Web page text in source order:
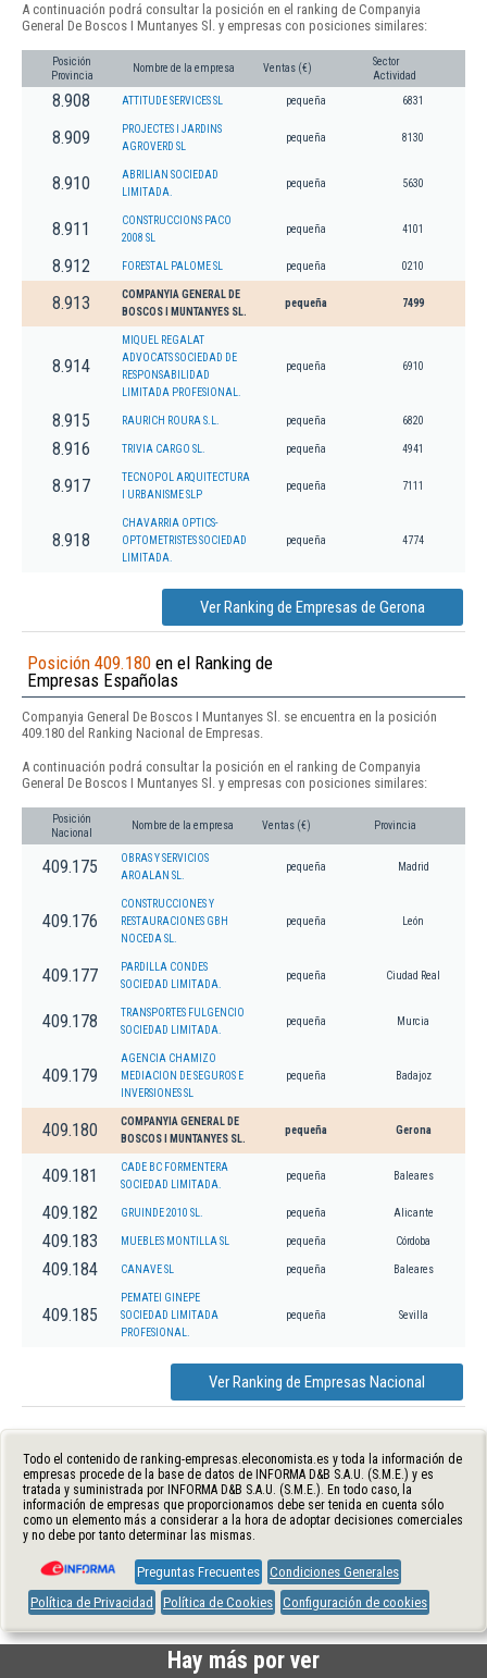
A continuación podrá consultar la posición en el ranking de Companyia
General De Boscos I Muntanyes Sl. y empresas con posiciones similares:
Posición
Provincia
Nombre de la empresa Ventas (€)
Sector
Actividad
8.908 ATTITUDE SERVICES SL pequeña 6831
8.909
PROJECTES I JARDINS
AGROVERD SL
pequeña 8130
8.910
ABRILIAN SOCIEDAD
LIMITADA.
pequeña 5630
8.911
CONSTRUCCIONS PACO
2008 SL
pequeña 4101
8.912 FORESTAL PALOME SL pequeña 0210
8.913
COMPANYIA GENERAL DE
BOSCOS I MUNTANYES SL.
pequeña 7499
8.914
MIQUEL REGALAT
ADVOCATS SOCIEDAD DE
RESPONSABILIDAD
LIMITADA PROFESIONAL.
pequeña 6910
8.915 RAURICH ROURA S.L. pequeña 6820
8.916 TRIVIA CARGO SL. pequeña 4941
8.917
TECNOPOL ARQUITECTURA
I URBANISME SLP
pequeña 7111
8.918
CHAVARRIA OPTICS-
OPTOMETRISTES SOCIEDAD
LIMITADA.
pequeña 4774
Ver Ranking de Empresas de Gerona
Posición 409.180 en el Ranking de
Empresas Españolas
Companyia General De Boscos I Muntanyes Sl. se encuentra en la posición
409.180 del Ranking Nacional de Empresas.
A continuación podrá consultar la posición en el ranking de Companyia
General De Boscos I Muntanyes Sl. y empresas con posiciones similares:
Posición
Nacional
Nombre de la empresa Ventas (€) Provincia
409.175
OBRAS Y SERVICIOS
AROALAN SL.
pequeña Madrid
409.176
CONSTRUCCIONES Y
RESTAURACIONES GBH
NOCEDA SL.
pequeña León
409.177
PARDILLA CONDES
SOCIEDAD LIMITADA.
pequeña Ciudad Real
409.178
TRANSPORTES FULGENCIO
SOCIEDAD LIMITADA.
pequeña Murcia
409.179
AGENCIA CHAMIZO
MEDIACION DE SEGUROS E
INVERSIONES SL
pequeña Badajoz
409.180
COMPANYIA GENERAL DE
BOSCOS I MUNTANYES SL.
pequeña Gerona
409.181
CADE BC FORMENTERA
SOCIEDAD LIMITADA.
pequeña Baleares
409.182 GRUINDE 2010 SL. pequeña Alicante
409.183 MUEBLES MONTILLA SL pequeña Córdoba
409.184 CANAVE SL pequeña Baleares
409.185
PEMATEI GINEPE
SOCIEDAD LIMITADA
PROFESIONAL.
pequeña Sevilla
Ver Ranking de Empresas Nacional
Todo el contenido de ranking-empresas.eleconomista.es y toda la información de
empresas procede de la base de datos de INFORMA D&B S.A.U. (S.M.E.) y es
tratada y suministrada por INFORMA D&B S.A.U. (S.M.E.). En todo caso, la
información de empresas que proporcionamos debe ser tenida en cuenta sólo
como un elemento más a considerar a la hora de adoptar decisiones comerciales
y no debe por tanto determinar las mismas.
Preguntas Frecuentes Condiciones Generales
Política de Privacidad
Política de Cookies Configuración de cookies
Hay más por ver